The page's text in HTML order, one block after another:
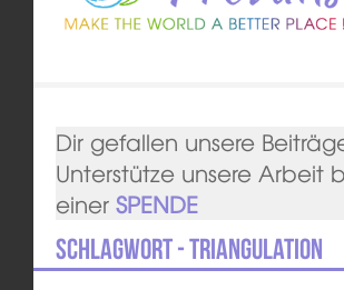
Dir gefallen unsere
Unterstütze unsere Arbeit
einer SPENDE
Schlagwort - Triangulation